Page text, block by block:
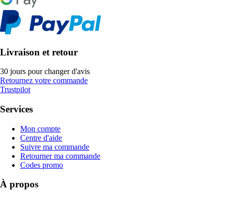
Livraison et retour
30 jours pour changer d'avis
Retournez votre commande
Trustpilot
Services
Mon compte
Centre d'aide
Suivre ma commande
Retourner ma commande
Codes promo
À propos